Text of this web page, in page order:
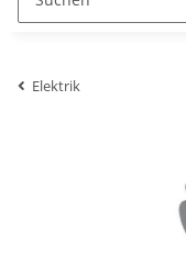
Elektrik